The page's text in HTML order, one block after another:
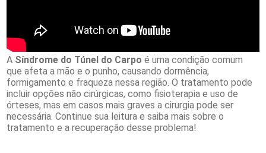
A Síndrome do Túnel do Carpo é uma condição comum
que afeta a mão e o punho, causando dormência,
formigamento e fraqueza nessa região. O tratamento pode
incluir opções não cirúrgicas, como fisioterapia e uso de
órteses, mas em casos mais graves a cirurgia pode ser
necessária. Continue sua leitura e saiba mais sobre o
tratamento e a recuperação desse problema!